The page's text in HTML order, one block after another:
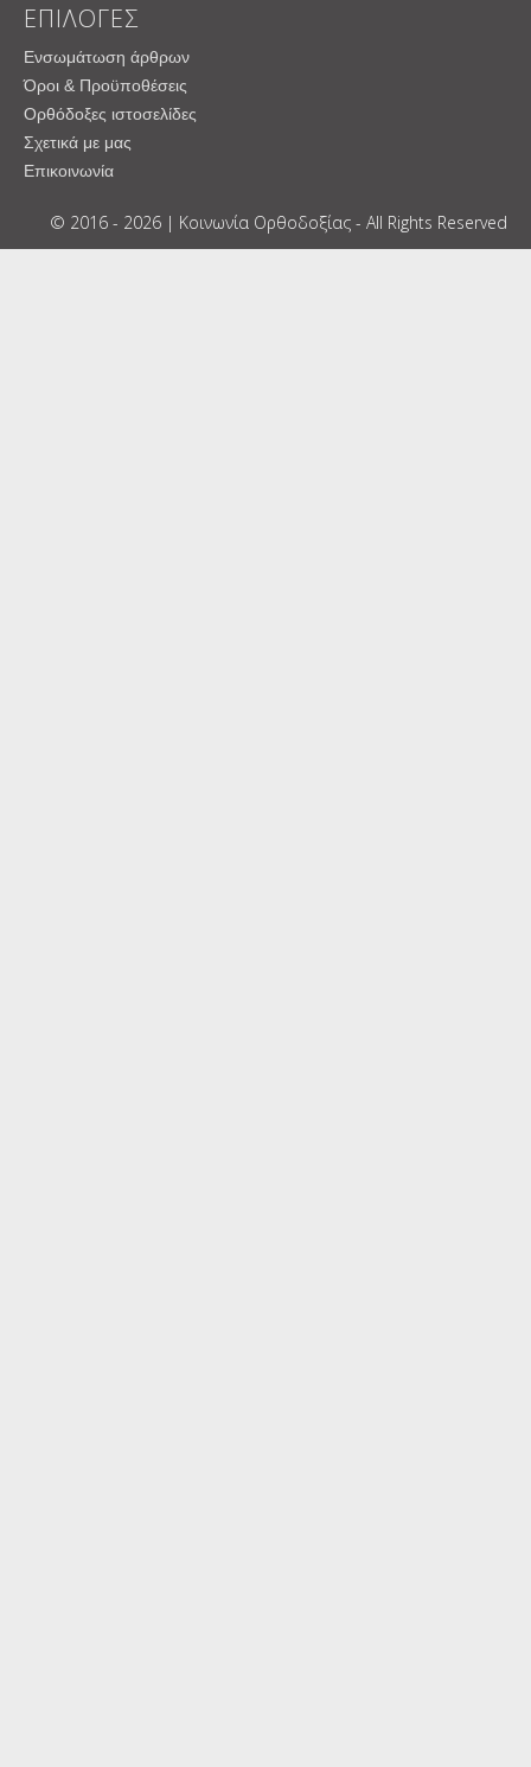
ΕΠΙΛΟΓΕΣ
Ενσωμάτωση άρθρων
Όροι & Προϋποθέσεις
Ορθόδοξες ιστοσελίδες
Σχετικά με μας
Επικοινωνία
© 2016 - 2026 | Κοινωνία Ορθοδοξίας - All Rights Reserved